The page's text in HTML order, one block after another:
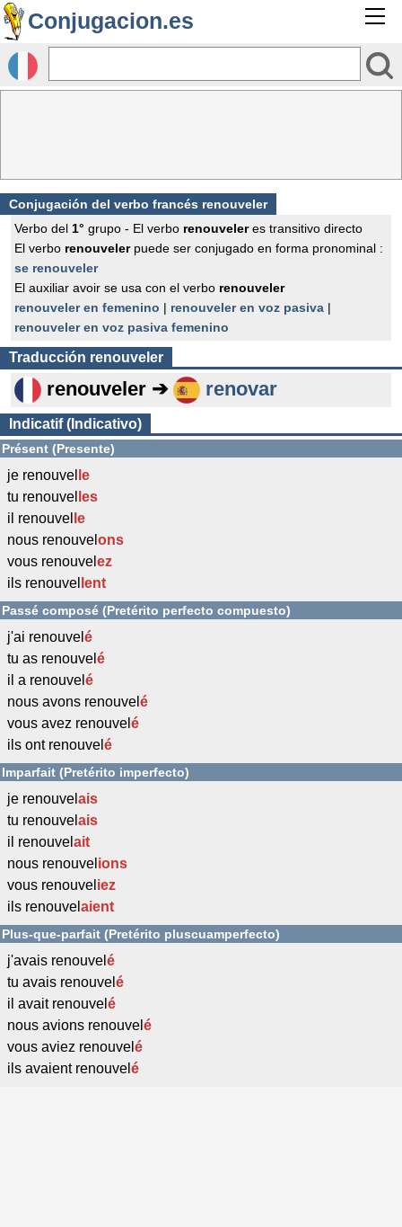
Conjugacion.es
Conjugación del verbo francés renouveler
Verbo del 1° grupo - El verbo renouveleres transitivo directo
El verbo renouvelerpuede ser conjugado en forma pronominal :
se renouveler
El auxiliar avoir se usa con el verbo renouveler
renouveler en femenino | renouveler en voz pasiva |
renouveler en voz pasiva femenino
Traducción renouveler
renouveler ➔ renovar
Indicatif (Indicativo)
Présent (Presente)
je renouvel e
tu renouvel es
il renouvel e
nous renouvel ons
vous renouvel ez
ils renouvel ent
Passé composé (Pretérito perfecto compuesto)
j'ai renouvel é
tu as renouvel é
il a renouvel é
nous avons renouvel é
vous avez renouvel é
ils ont renouvel é
Imparfait (Pretérito imperfecto)
je renouvel ais
tu renouvel ais
il renouvel ait
nous renouvel ions
vous renouvel iez
ils renouvel aient
Plus-que-parfait (Pretérito pluscuamperfecto)
j'avais renouvel é
tu avais renouvel é
il avait renouvel é
nous avions renouvel é
vous aviez renouvel é
ils avaient renouvel é